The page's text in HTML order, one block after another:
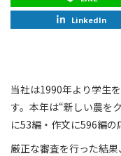
LinkedIn
当社は1990年より学生
す。本年は“新しい農を
に53編・作文に596編の
厳正な審査を行った結